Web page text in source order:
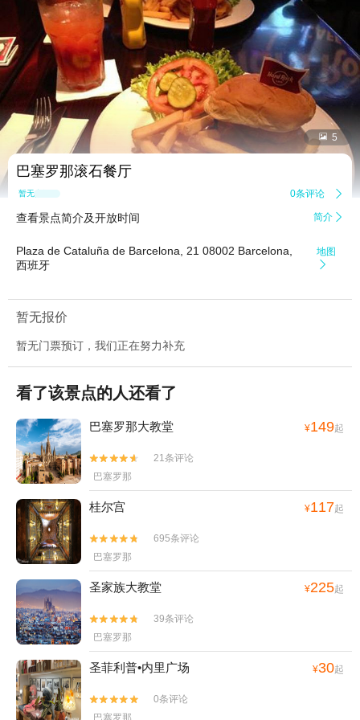
 5
巴塞罗那滚石餐厅
暂无点评 0条评论 
查看景点简介及开放时间 简介 
Plaza de Cataluña de Barcelona, 21 08002 Barcelona,
西班牙
地图

暂无报价
暂无门票预订，我们正在努力补充
看了该景点的人还看了
巴塞罗那大教堂 ¥149起


21条评论
巴塞罗那
桂尔宫 ¥117起


695条评论
巴塞罗那
圣家族大教堂 ¥225起


39条评论
巴塞罗那
圣菲利普•内里广场 ¥30起


0条评论